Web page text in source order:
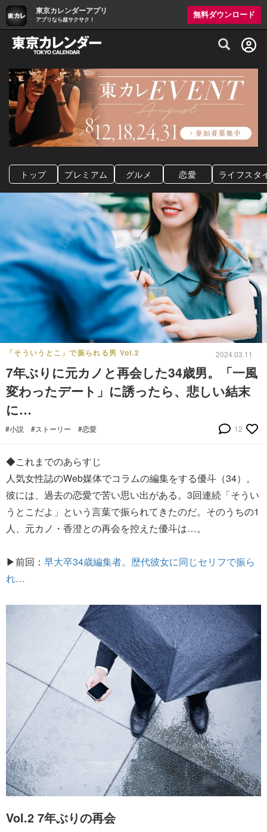
東京カレンダーアプリ
アプリなら超サクサク！
無料ダウンロード
グルメ情報・プレミアムレストラン予約
トップ プレミアム グルメ 恋愛 ライフスタ
「そういうとこ」で振られる男 Vol.2 2024.03.11
7年ぶりに元カノと再会した34歳男。「一風
変わったデート」に誘ったら、悲しい結末
に…
#小説 #ストーリー #恋愛 12
◆これまでのあらすじ
人気女性誌のWeb媒体でコラムの編集をする優斗（34）。
彼には、過去の恋愛で苦い思い出がある。3回連続「そうい
うとこだよ」という言葉で振られてきたのだ。そのうちの1
人、元カノ・香澄との再会を控えた優斗は…。
▶前回： 早大卒34歳編集者。歴代彼女に同じセリフで振ら
れ…
Vol.2 7年ぶりの再会